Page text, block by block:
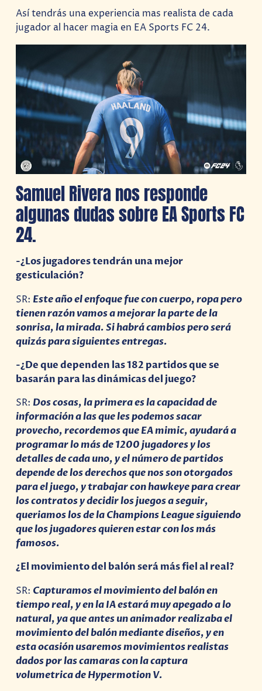
Así tendrás una experiencia mas realista de cada
jugador al hacer magia en EA Sports FC 24.
Samuel Rivera nos responde
algunas dudas sobre EA Sports FC
24.
-¿Los jugadores tendrán una mejor
gesticulación?
SR: Este año el enfoque fue con cuerpo, ropa pero
tienen razón vamos a mejorar la parte de la
sonrisa, la mirada. Si habrá cambios pero será
quizás para siguientes entregas.
-¿De que dependen las 182 partidos que se
basarán para las dinámicas del juego?
SR: Dos cosas, la primera es la capacidad de
información a las que les podemos sacar
provecho, recordemos que EA mimic, ayudará a
programar lo más de 1200 jugadores y los
detalles de cada uno, y el número de partidos
depende de los derechos que nos son otorgados
para el juego, y trabajar con hawkeye para crear
los contratos y decidir los juegos a seguir,
queriamos los de la Champions League siguiendo
que los jugadores quieren estar con los más
famosos.
¿El movimiento del balón será más fiel al real?
SR: Capturamos el movimiento del balón en
tiempo real, y en la IA estará muy apegado a lo
natural, ya que antes un animador realizaba el
movimiento del balón mediante diseños, y en
esta ocasión usaremos movimientos realistas
dados por las camaras con la captura
volumetrica de Hypermotion V.